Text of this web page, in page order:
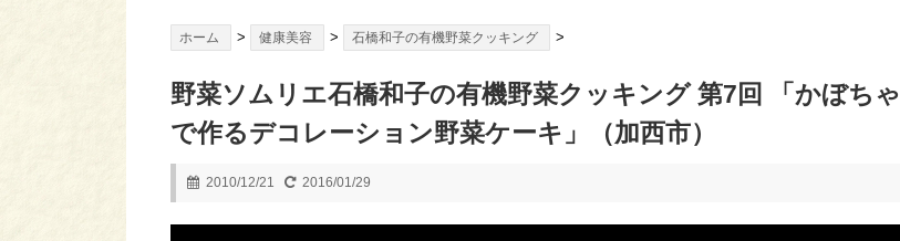
ホーム > 健康美容 > 石橋和子の有機野菜クッキング >
野菜ソムリエ石橋和子の有機野菜クッキング 第7回 「かぼちゃ
で作るデコレーション野菜ケーキ」（加西市）
2010/12/21 2016/01/29